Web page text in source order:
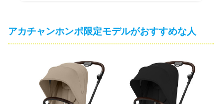
アカチャンホンポ限定モデルがおすすめな人